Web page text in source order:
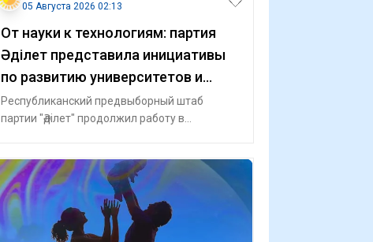
05 Августа 2026 02:13
От науки к технологиям: партия
Әділет представила инициативы
по развитию университетов и
молодежи
Республиканский предвыборный штаб
партии "Әділет" продолжил работу в